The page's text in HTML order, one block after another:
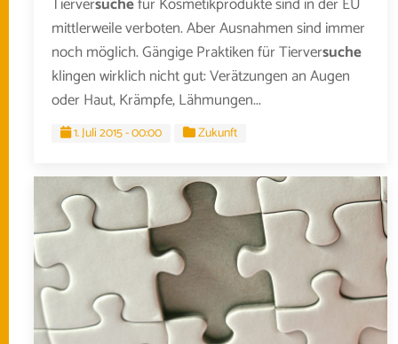
mittlerweile verboten. Aber Ausnahmen sind immer
noch möglich. Gängige Praktiken für Tierversuche
klingen wirklich nicht gut: Verätzungen an Augen
oder Haut, Krämpfe, Lähmungen...
1. Juli 2015 - 00:00 Zukunft